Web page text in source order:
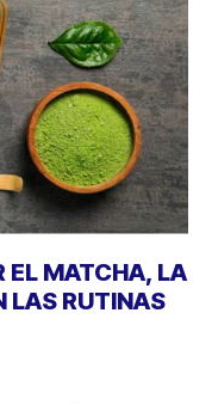
EL MATCHA, LA
LAS RUTINAS